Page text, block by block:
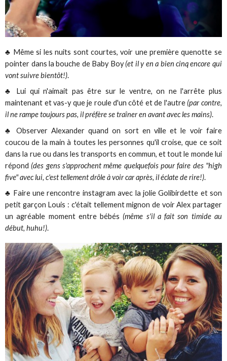
♣ Même si les nuits sont courtes, voir une première quenotte se
pointer dans la bouche de Baby Boy(et il y en a bien cinq encore qui
vont suivre bientôt!).
♣ Lui qui n'aimait pas être sur le ventre, on ne l'arrête plus
maintenant et vas-y que je roule d'un côté et de l'autre (par contre,
il ne rampe toujours pas, il préfère se traîner en avant avec les mains).
♣ Observer Alexander quand on sort en ville et le voir faire
coucou de la main à toutes les personnes qu'il croise, que ce soit
dans la rue ou dans les transports en commun, et tout le monde lui
répond (des gens s'approchent même quelquefois pour faire des "high
five" avec lui, c'est tellement drôle à voir car après, il éclate de rire!).
♣ Faire une rencontre instagram avec la jolie Golibirdette et son
petit garçon Louis : c'était tellement mignon de voir Alex partager
un agréable moment entre bébés (même s'il a fait son timide au
début, huhu!).